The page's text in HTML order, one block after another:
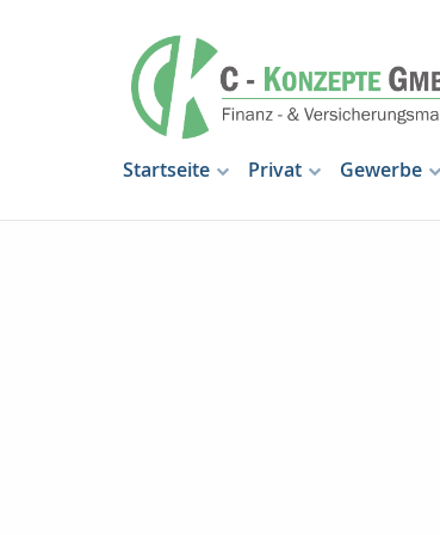
Startseite Privat Gewerbe